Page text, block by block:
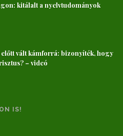
kitálalt a nyelvtudományok
előtt vált kámforrá: bizonyíték, hogy
– videó
IS!